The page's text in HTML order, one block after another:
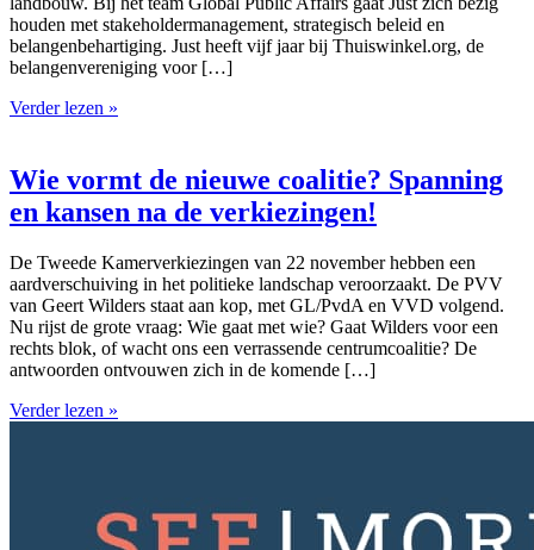
houden met stakeholdermanagement, strategisch beleid en
belangenbehartiging. Just heeft vijf jaar bij Thuiswinkel.org, de
belangenvereniging voor […]
Verder lezen »
Wie vormt de nieuwe coalitie? Spanning
en kansen na de verkiezingen!
De Tweede Kamerverkiezingen van 22 november hebben een
aardverschuiving in het politieke landschap veroorzaakt. De PVV
van Geert Wilders staat aan kop, met GL/PvdA en VVD volgend.
Nu rijst de grote vraag: Wie gaat met wie? Gaat Wilders voor een
rechts blok, of wacht ons een verrassende centrumcoalitie? De
antwoorden ontvouwen zich in de komende […]
Verder lezen »